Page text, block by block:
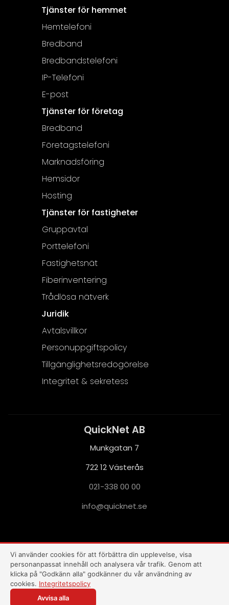
Tjänster för hemmet
Hemtelefoni
Bredband
Bredbandstelefoni
IP-Telefoni
E-post
Tjänster för företag
Bredband
Företagstelefoni
Marknadsföring
Hemsidor
Hosting
Tjänster för fastigheter
Gruppavtal
Porttelefoni
Fastighetsnät
Fiberinventering
Trådlösa nätverk
Juridik
Avtalsvillkor
Personuppgiftspolicy
Tillgänglighetsredogörelse
Integritet & sekretess
QuickNet AB
Munkgatan 7
722 12 Västerås
021-338 00 00
es.te
nkciu
q@ofn
i
This site is protected by reCAPTCHA and the Google